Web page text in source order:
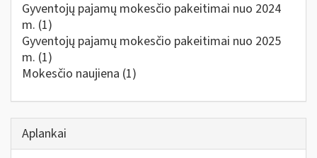
Gyventojų pajamų mokesčio pakeitimai nuo 2024
m. (1)
Gyventojų pajamų mokesčio pakeitimai nuo 2025
m. (1)
Mokesčio naujiena (1)
Aplankai